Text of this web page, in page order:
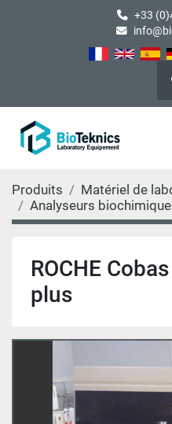
+33
Produits
Matériel de
Analyseurs
ROCHE
plus